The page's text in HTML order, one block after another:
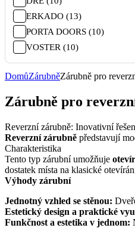
ERKADO (13)
PORTA DOORS (10)
VOSTER (10)
DomůZárubněZárubně pro
Zárubně pro
Reverzní zárubně: Inovativní
Reverzní zárubně představují
Charakteristika
Tento typ zárubní umožňuje
dostatek místa na klasické
Výhody zárubní
Jednotný vzhled se stěnou:
Estetický design a praktické
Funkčnost a estetika v jednom: